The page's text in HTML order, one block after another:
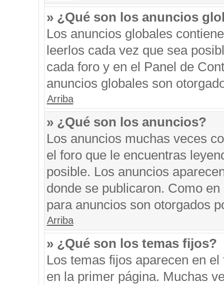
» ¿Qué son los anuncios
Los anuncios globales
leerlos cada vez que sea
cada foro y en el Panel de
anuncios globales son
Arriba
» ¿Qué son los anuncios?
Los anuncios muchas veces
el foro que le encuentras
posible. Los anuncios
donde se publicaron. Como
para anuncios son otorgados
Arriba
» ¿Qué son los temas fijos?
Los temas fijos aparecen en
en la primer página. Muchas